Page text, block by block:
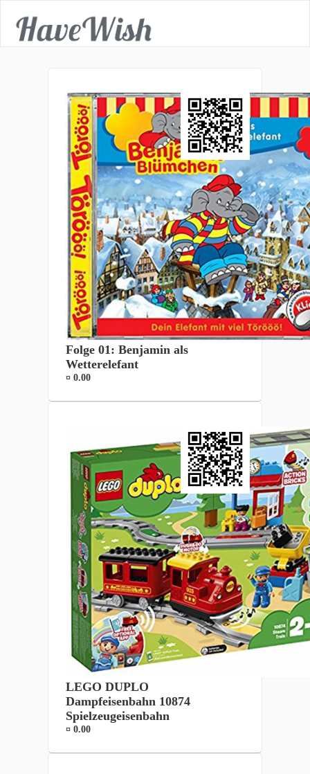
Folge 01: Benjamin als
Wetterelefant
¤ 0.00
LEGO DUPLO
Dampfeisenbahn 10874
Spielzeugeisenbahn
¤ 0.00